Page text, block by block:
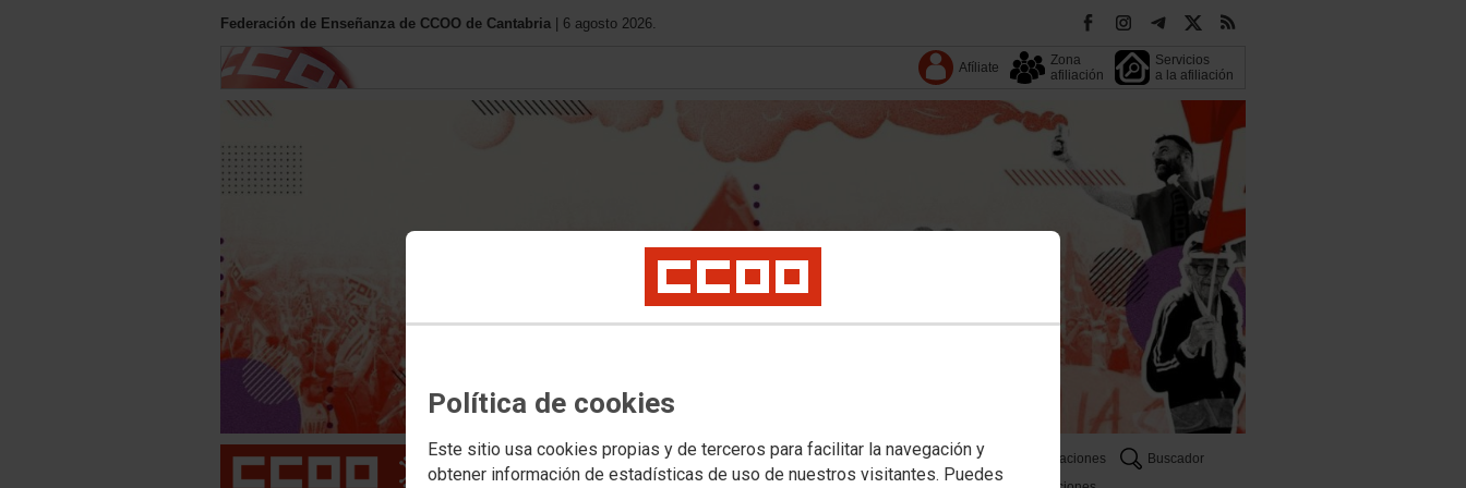
Política de cookies
Este sitio usa cookies propias y de terceros para facilitar la navegación y
obtener información de estadísticas de uso de nuestros visitantes. Puedes
Federación de Enseñanza de CCOO de Cantabria | 6 agosto 2026.
Afíliate
Zona
afiliación
Servicios
a la afiliación
Tu sindicato Convenios Publicaciones
Buscador